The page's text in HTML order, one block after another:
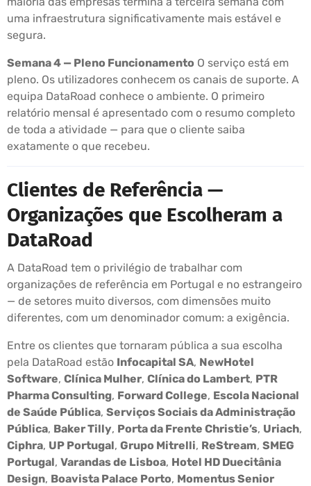
uma infraestrutura significativamente mais estável e
segura.
Semana 4 — Pleno Funcionamento O serviço está em
pleno. Os utilizadores conhecem os canais de suporte. A
equipa DataRoad conhece o ambiente. O primeiro
relatório mensal é apresentado com o resumo completo
de toda a atividade — para que o cliente saiba
exatamente o que recebeu.
Clientes de Referência —
Organizações que Escolheram a
DataRoad
A DataRoad tem o privilégio de trabalhar com
organizações de referência em Portugal e no estrangeiro
— de setores muito diversos, com dimensões muito
diferentes, com um denominador comum: a exigência.
Entre os clientes que tornaram pública a sua escolha
pela DataRoad estão Infocapital SA, NewHotel
Software, Clínica Mulher, Clínica do Lambert, PTR
Pharma Consulting, Forward College, Escola Nacional
de Saúde Pública, Serviços Sociais da Administração
Pública, Baker Tilly, Porta da Frente Christie’s, Uriach,
Ciphra, UP Portugal, Grupo Mitrelli, ReStream, SMEG
Portugal, Varandas de Lisboa, Hotel HD Duecitânia
Design, Boavista Palace Porto, Momentus Senior